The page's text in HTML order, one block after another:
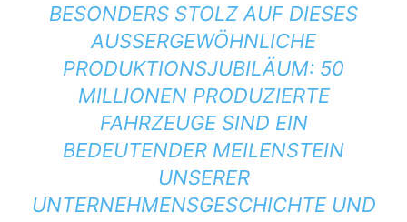
BESONDERS STOLZ AUF DIESES
AUSSERGEWÖHNLICHE P
RODUKTIONSJUBILÄUM: 50 M
ILLIONEN PRODUZIERTE F
AHRZEUGE SIND EIN B
EDEUTENDER MEILENSTEIN U
NSERER U
NTERNEHMENSGESCHICHTE UND E